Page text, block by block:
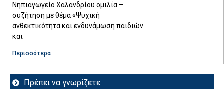
Νηπιαγωγείο Χαλανδρίου ομιλία –
συζήτηση με θέμα «Ψυχική
ανθεκτικότητα και ενδυνάμωση παιδιών
και
Περισσότερα
Πρέπει να γνωρίζετε